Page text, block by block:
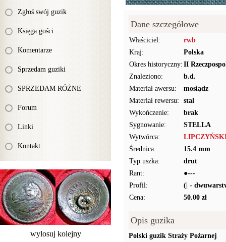
Zgłoś swój guzik
Księga gości
Komentarze
Sprzedam guziki
SPRZEDAM RÓŻNE
Forum
Linki
Kontakt
wylosuj kolejny
Dane szczegółowe
Właściciel:
rwb
Kraj:
Polska
Okres historyczny: II
Znaleziono:
b.d.
Materiał awersu:
mosiądz
Materiał rewersu:
stal
Wykończenie:
brak
Sygnowanie:
STELLA
Wytwórca:
Średnica:
15.4 mm
Typ uszka:
drut
Rant:
●---
Profil:
(| -
Cena:
50.00 zł
Opis guzika
Polski guzik Straży Pożarnej